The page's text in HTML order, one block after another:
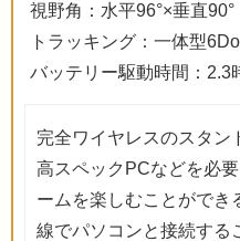
視野角：水平96°×垂直90°
トラッキング：一体型
バッテリー駆動時間：2.3
完全ワイヤレスのスタン
高スペックPCなどを必
ームを楽しむことができ
線でパソコンと接続する